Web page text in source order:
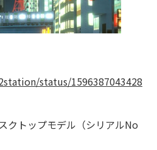
status/1596387043428
クトップモデル（シリアルNo